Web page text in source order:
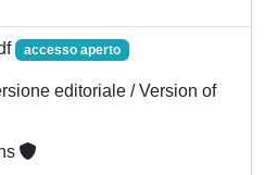
accesso aperto
editoriale / Version of